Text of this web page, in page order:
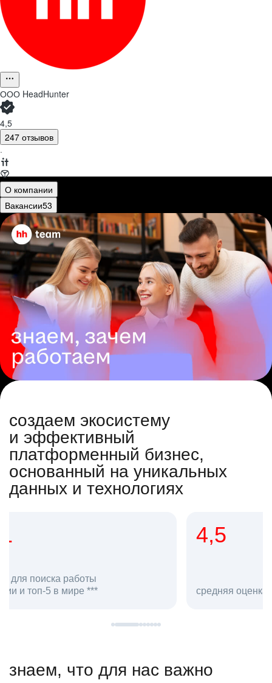
ООО HeadHunter
4,5
247 отзывов
·
О компании
Вакансии53
создаем экосистему
и эффективный
платформенный бизнес,
основанный на уникальных
данных и технологиях
средняя оценка hh.ru как работодателя **
в hh.ru
знаем, что для нас важно